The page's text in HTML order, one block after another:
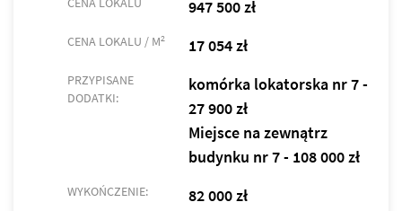
CENA LOKALU 947 500 zł
CENA LOKALU / M2 17 054 zł
PRZYPISANE
DODATKI:
komórka lokatorska nr 7 -
27 900 zł
Miejsce na zewnątrz
budynku nr 7 - 108 000 zł
WYKOŃCZENIE: 82 000 zł